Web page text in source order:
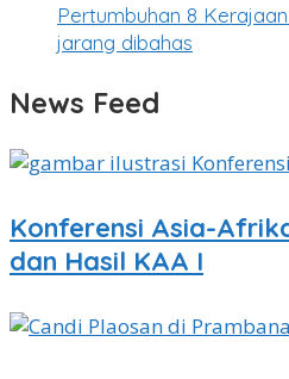
Pertumbuhan 8
jarang dibahas
News Feed
Konferensi Asia-
dan Hasil KAA I